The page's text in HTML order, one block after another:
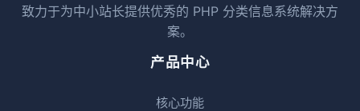
致力于为中小站长提供优秀的 PHP 分类信息系统解决方
案。
产品中心
核心功能